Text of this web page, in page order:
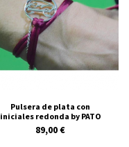
Pulsera de plata con
iniciales redonda by PATO
89,00 €